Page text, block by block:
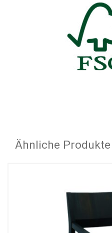
Ähnliche Produkte